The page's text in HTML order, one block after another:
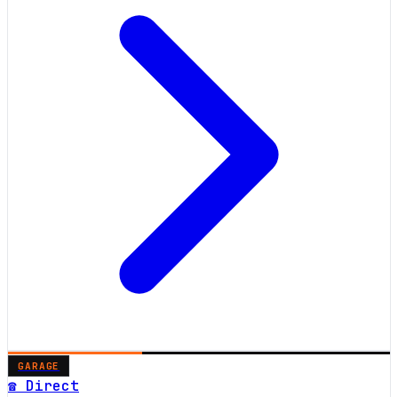
GARAGE
☎ Direct